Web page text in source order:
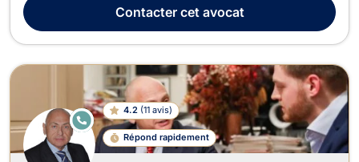
juridictions belges. En tant qu'avocat ...
Contactercet avocat
4.2 (11 avis)
Répond rapidement
E
N
G